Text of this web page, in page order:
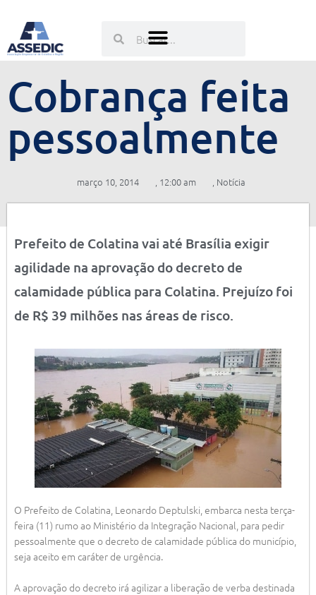
conteúdo
Pesquisar
Cobrança feita
pessoalmente
março 10, 2014 , 12:00 am , Notícia
Prefeito de Colatina vai até Brasília exigir
agilidade na aprovação do decreto de
calamidade pública para Colatina. Prejuízo foi
de R$ 39 milhões nas áreas de risco.
O Prefeito de Colatina, Leonardo Deptulski, embarca nesta terça-
feira (11) rumo ao Ministério da Integração Nacional, para pedir
pessoalmente que o decreto de calamidade pública do município,
seja aceito em caráter de urgência.
A aprovação do decreto irá agilizar a liberação de verba destinada